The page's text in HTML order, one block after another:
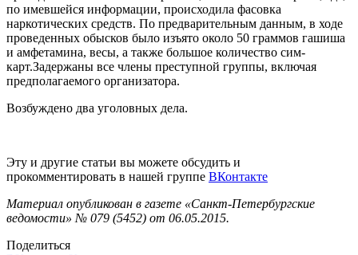
по имевшейся информации, происходила фасовка
наркотических средств. По предварительным данным, в ходе
проведенных обысков было изъято около 50 граммов гашиша
и амфетамина, весы, а также большое количество сим-
карт.Задержаны все члены преступной группы, включая
предполагаемого организатора.
Возбуждено два уголовных дела.
Эту и другие статьи вы можете обсудить и
прокомментировать в нашей группе ВКонтакте
Материал опубликован в газете «Санкт-Петербургские
ведомости» № 079 (5452) от 06.05.2015.
Поделиться